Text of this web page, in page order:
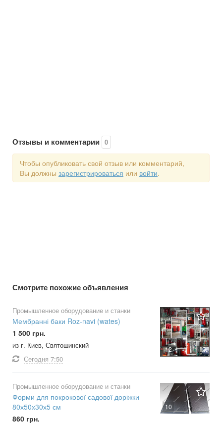
Отзывы и комментарии 0
Чтобы опубликовать свой отзыв или комментарий,
Вы должны зарегистрироваться или войти.
Смотрите похожие объявления
12
Промышленное оборудование и станки
Мембранні баки Roz-navi (wates)
1 500 грн.
из г. Киев, Святошинский
Сегодня 7:50
10
Промышленное оборудование и станки
Форми для покрокової садової доріжки
80х50х30х5 см
860 грн.